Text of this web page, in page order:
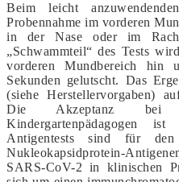
Beim leicht
Probennahme im vorderen
in der Nase oder im
„Schwammteil“ des Tests
vorderen Mundbereich
Sekunden gelutscht. Das
(siehe Herstellervorgaben)
Die Akzeptanz bei
Kindergartenpädagogen
Antigentests sind für
Nukleokapsidprotein-
SARS-CoV-2 in klinischen